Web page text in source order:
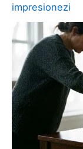
impresionezi